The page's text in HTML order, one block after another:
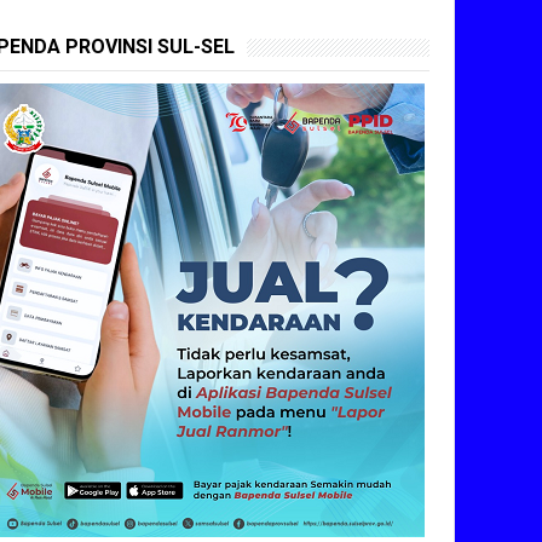
PROVINSI SUL-SEL